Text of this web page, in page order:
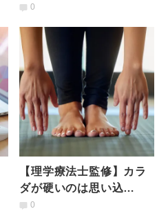
説【身体を硬くする10つ
0
【理学療法士監修】カラ
ダが硬いのは思い込
み！？コツを知るだけで
0